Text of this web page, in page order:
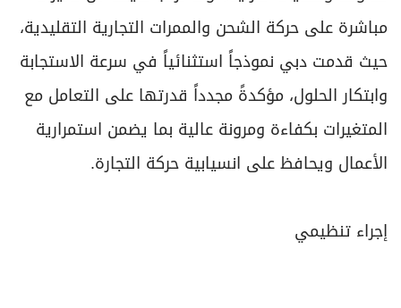
مباشرة على حركة الشحن والممرات التجارية التقليدية،
حيث قدمت دبي نموذجاً استثنائياً في سرعة الاستجابة
وابتكار الحلول، مؤكدةً مجدداً قدرتها على التعامل مع
المتغيرات بكفاءة ومرونة عالية بما يضمن استمرارية
الأعمال ويحافظ على انسيابية حركة التجارة.
إجراء تنظيمي